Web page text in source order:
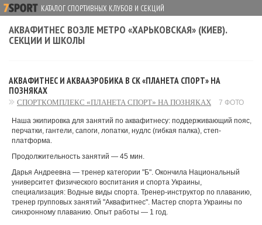
КАТАЛОГ СПОРТИВНЫХ КЛУБОВ И СЕКЦИЙ
АКВАФИТНЕС ВОЗЛЕ МЕТРО «ХАРЬКОВСКАЯ» (КИЕВ).
СЕКЦИИ И ШКОЛЫ
АКВАФИТНЕС И АКВААЭРОБИКА В СК «ПЛАНЕТА СПОРТ» НА
ПОЗНЯКАХ
СПОРТКОМПЛЕКС «ПЛАНЕТА СПОРТ» НА ПОЗНЯКАХ 7 ФОТО
Наша экипировка для занятий по аквафитнесу: поддерживающий пояс,
перчатки, гантели, сапоги, лопатки, нудлс (гибкая палка), степ-
платформа.
Продолжительность занятий — 45 мин.
Дарья Андреевна — тренер категории "Б". Окончила Национальный
университет физического воспитания и спорта Украины,
специализация: Водные виды спорта. Тренер-инструктор по плаванию,
тренер групповых занятий "Аквафитнес". Мастер спорта Украины по
синхронному плаванию. Опыт работы — 1 год.